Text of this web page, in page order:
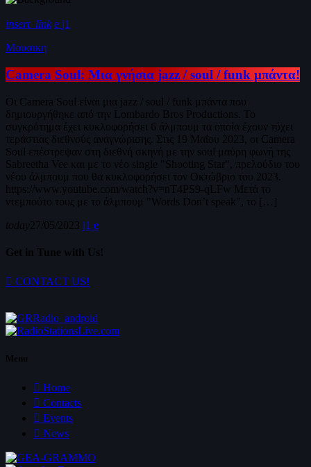
insert_link
1
Μουσικη
Camera Soul: Μια γνήσια jazz / soul / funk μπάντα!
Οι Camera Soul είναι μια jazz / soul / funk μπάντα που
δημιουργήθηκε από την Lombardo Bros Productions. Το
συγκρότημα έχει κυκλοφορήσει 6 άλμπουμ τα οποία έχουν τύχει
τεράστιας διεθνούς αναγνώρισης. Στις 19 Μαΐου 2023, οι Camera
Soul επέστρεψαν στη διεθνή σκηνή με την soul μαύρη φωνή της
Sabreetha Vee και με το νέο single "Shooting Star", πρελούδιο του
νέου άλμπουμ που θα κυκλοφορήσει τον Οκτώβριο του 2023.
https://www.youtube.com/watch?v=nT4PS9-qLFw Μετά το
ντεμπούτο τους με το άλμπουμ "Words Don’t speak", το […]
today 27/05/2023 1
Get in Tune with Us!
CONTACT US!
Menu
Home
Contacts
Events
News